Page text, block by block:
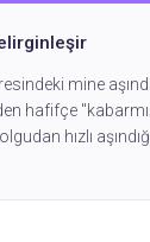
mine
hafifçe
hızlı